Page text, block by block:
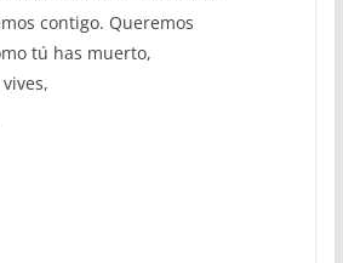
contigo. Queremos
tú has muerto,